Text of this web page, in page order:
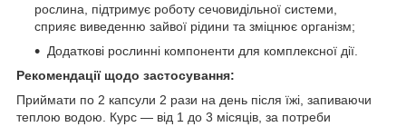
рослина, підтримує роботу сечовидільної системи,
сприяє виведенню зайвої рідини та зміцнює організм;
Додаткові рослинні компоненти для комплексної дії.
Рекомендації щодо застосування:
Приймати по 2 капсули 2 рази на день після їжі, запиваючи
теплою водою. Курс — від 1 до 3 місяців, за потреби